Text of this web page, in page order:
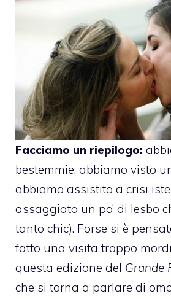
Facciamo un riepilogo:
bestemmie, abbiamo visto
abbiamo assistito a crisi
assaggiato un po’ di lesbo
tanto chic). Forse si è
fatto una visita troppo
questa edizione del Grande
che si torna a parlare di